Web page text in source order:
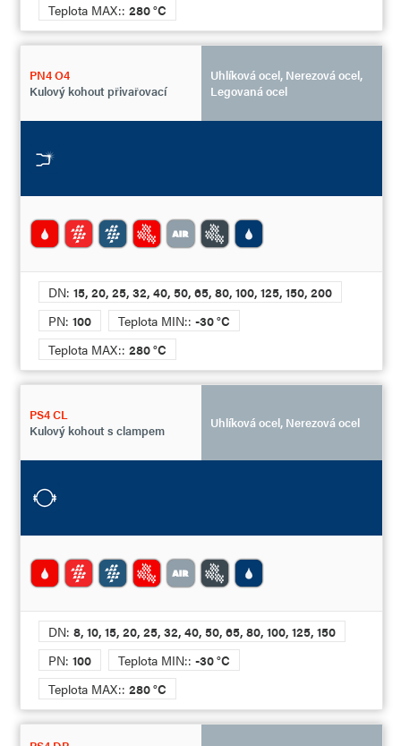
Teplota MAX::280 °C
PN4 O4
Kulový kohout přivařovací
Uhlíková ocel, Nerezová ocel,
Legovaná ocel
DN:15, 20, 25, 32, 40, 50, 65, 80, 100, 125, 150, 200
PN:100 Teplota MIN::-30 °C
Teplota MAX::280 °C
PS4 CL
Kulový kohout s clampem
Uhlíková ocel, Nerezová ocel
DN:8, 10, 15, 20, 25, 32, 40, 50, 65, 80, 100, 125, 150
PN:100 Teplota MIN::-30 °C
Teplota MAX::280 °C